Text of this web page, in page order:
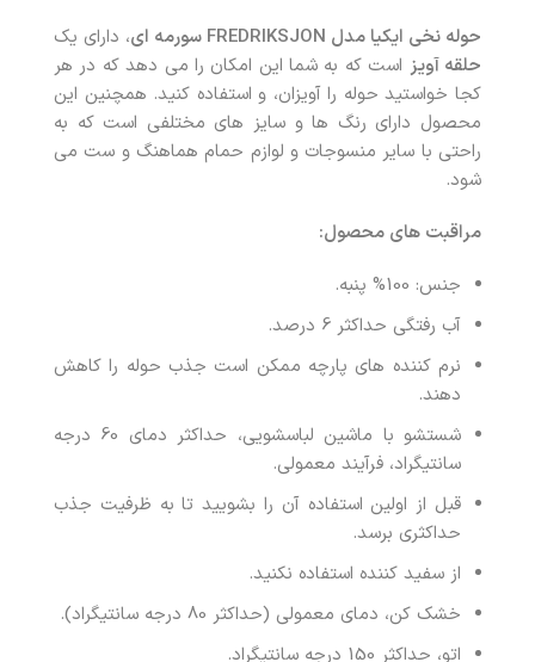
حوله نخی ایکیا مدل FREDRIKSJON سورمه ای
، دارای یک
حلقه آویز است که به شما این امکان را می دهد که در هر
کجا خواستید حوله را آویزان، و استفاده کنید. همچنین این
محصول دارای رنگ ها و سایز های مختلفی است که به
راحتی با سایر منسوجات و لوازم حمام هماهنگ و ست می
شود.
مراقبت های محصول:
جنس: 100% پنبه.
آب رفتگی حداکثر 6 درصد.
نرم کننده های پارچه ممکن است جذب حوله را کاهش
دهند.
شستشو با ماشین لباسشویی، حداکثر دمای 60 درجه
سانتیگراد، فرآیند معمولی.
قبل از اولین استفاده آن را بشویید تا به ظرفیت جذب
حداکثری برسد.
از سفید کننده استفاده نکنید.
خشک کن، دمای معمولی (حداکثر 80 درجه سانتیگراد).
اتو، حداکثر 150 درجه سانتیگراد.